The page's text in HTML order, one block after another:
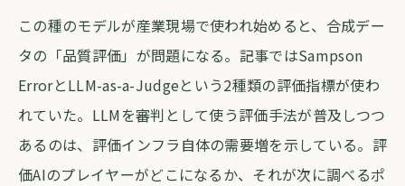
この種のモデルが産業現場で使われ始めると、合成デー
タの「品質評価」が問題になる。記事ではSampson
ErrorとLLM-as-a-Judgeという2種類の評価指標が使わ
れていた。LLMを審判として使う評価手法が普及しつつ
あるのは、評価インフラ自体の需要増を示している。評
価AIのプレイヤーがどこになるか、それが次に調べるポ